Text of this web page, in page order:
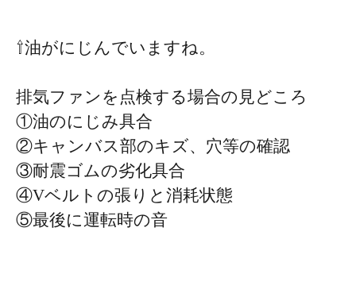
⇧油がにじんでいますね。
排気ファンを点検する場合の見どころ
①油のにじみ具合
②キャンバス部のキズ、穴等の確認
③耐震ゴムの劣化具合
④Vベルトの張りと消耗状態
⑤最後に運転時の音